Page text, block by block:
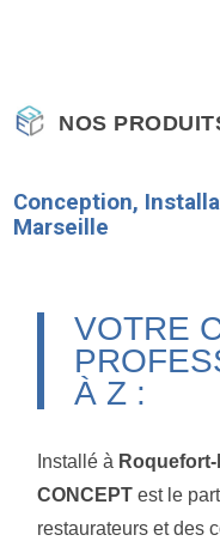
NOS
Conception,
Marseille
VOTRE
À Z :
Installé à
CONCEPT est le
restaurateurs et des